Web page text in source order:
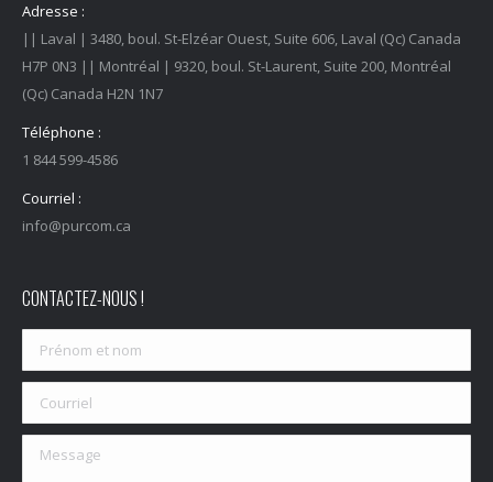
Adresse :
|| Laval | 3480, boul. St-Elzéar Ouest, Suite 606, Laval (Qc) Canada
H7P 0N3 || Montréal | 9320, boul. St-Laurent, Suite 200, Montréal
(Qc) Canada H2N 1N7
Téléphone :
1 844 599-4586
Courriel :
info@purcom.ca
CONTACTEZ-NOUS !